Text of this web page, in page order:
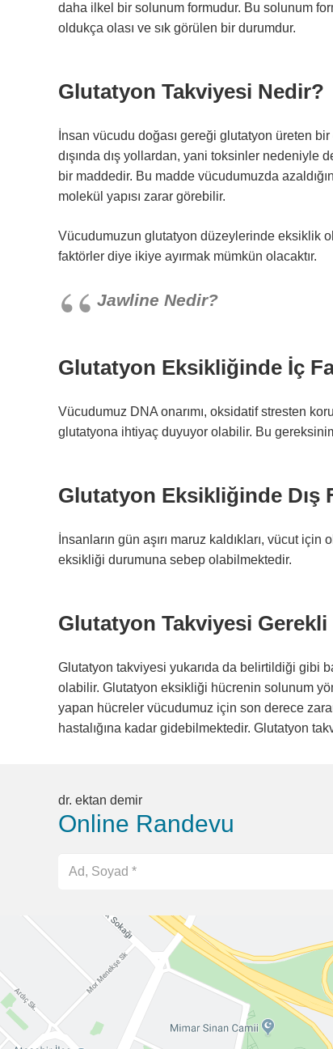
daha ilkel bir solunum formudur. Bu solunum
oldukça olası ve sık görülen bir durumdur.
Glutatyon Takviyesi Nedir?
İnsan vücudu doğası gereği glutatyon üreten
dışında dış yollardan, yani toksinler
bir maddedir. Bu madde vücudumuzda
molekül yapısı zarar görebilir.
Vücudumuzun glutatyon düzeylerinde eksiklik
faktörler diye ikiye ayırmak mümkün olacaktır.
Jawline Nedir?
Glutatyon Eksikliğinde İç
Vücudumuz DNA onarımı, oksidatif stresten
glutatyona ihtiyaç duyuyor olabilir. Bu
Glutatyon Eksikliğinde Dış
İnsanların gün aşırı maruz kaldıkları, vücut
eksikliği durumuna sebep olabilmektedir.
Glutatyon Takviyesi
Glutatyon takviyesi yukarıda da belirtildiği gibi
olabilir. Glutatyon eksikliği hücrenin solunum
yapan hücreler vücudumuz için son derece
hastalığına kadar gidebilmektedir. Glutatyon
dr. ektan demir
Online Randevu